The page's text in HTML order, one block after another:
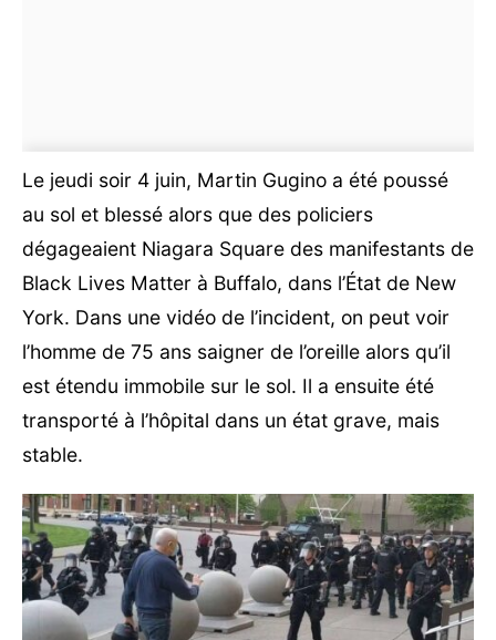
Le jeudi soir 4 juin, Martin Gugino a été poussé
au sol et blessé alors que des policiers
dégageaient Niagara Square des manifestants de
Black Lives Matter à Buffalo, dans l’État de New
York. Dans une vidéo de l’incident, on peut voir
l’homme de 75 ans saigner de l’oreille alors qu’il
est étendu immobile sur le sol. Il a ensuite été
transporté à l’hôpital dans un état grave, mais
stable.